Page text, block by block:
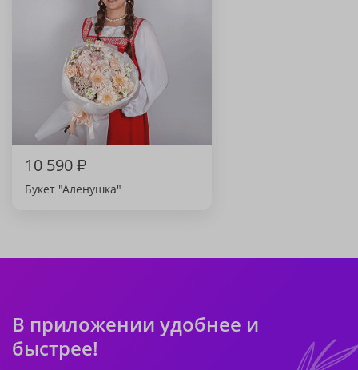
10 590₽
Букет "Аленушка"
В приложении удобнее и
быстрее!